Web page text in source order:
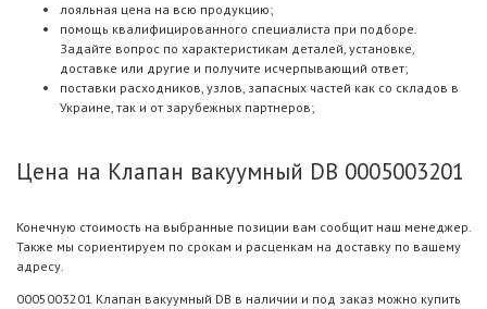
лояльная цена на всю продукцию;
помощь квалифицированного специалиста при подборе.
Задайте вопрос по характеристикам деталей, установке,
доставке или другие и получите исчерпывающий ответ;
поставки расходников, узлов, запасных частей как со складов в
Украине, так и от зарубежных партнеров;
Цена на Клапан вакуумный DB 0005003201
Конечную стоимость на выбранные позиции вам сообщит наш менеджер.
Также мы сориентируем по срокам и расценкам на доставку по вашему
адресу.
0005003201 Клапан вакуумный DB в наличии и под заказ можно купить